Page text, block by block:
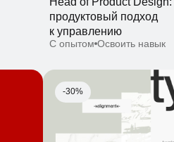
1 месяц